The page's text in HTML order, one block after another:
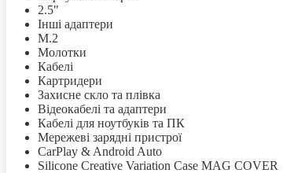
2.5"
Інші адаптери
M.2
Молотки
Кабелі
Картридери
Захисне скло та плівка
Відеокабелі та адаптери
Кабелі для ноутбуків та ПК
Мережеві зарядні пристрої
CarPlay & Android Auto
Silicone Creative Variation Case MAG COVER